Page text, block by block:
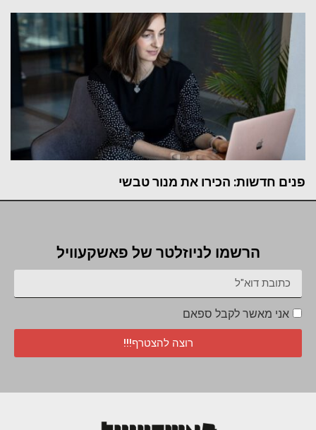
פנים חדשות: הכירו את מנור טבשי
הרשמו לניוזלטר של פאשקעוויל
אני מאשר לקבל ספאם
רוצה להצטרף!!!